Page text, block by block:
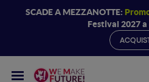
SCADE A MEZZANOTTE:
Festival 2027